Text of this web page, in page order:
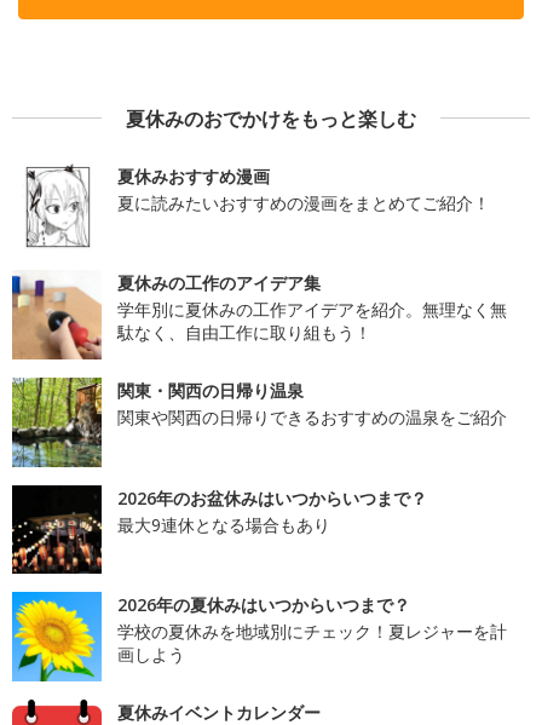
夏休みのおでかけをもっと楽しむ
夏休みおすすめ漫画
夏に読みたいおすすめの漫画をまとめてご紹介！
夏休みの工作のアイデア集
学年別に夏休みの工作アイデアを紹介。無理なく無
駄なく、自由工作に取り組もう！
関東・関西の日帰り温泉
関東や関西の日帰りできるおすすめの温泉をご紹介
2026年のお盆休みはいつからいつまで？
最大9連休となる場合もあり
2026年の夏休みはいつからいつまで？
学校の夏休みを地域別にチェック！夏レジャーを計
画しよう
夏休みイベントカレンダー